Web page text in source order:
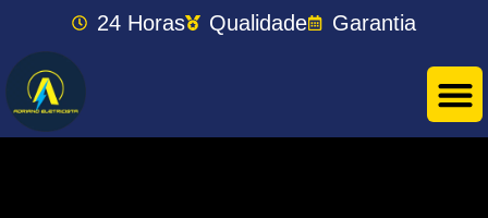
24 Horas Qualidade Garantia